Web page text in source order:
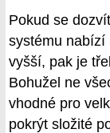
Pokud se
systému nabízí
vyšší, pak je
Bohužel ne
vhodné pro
pokrýt složité